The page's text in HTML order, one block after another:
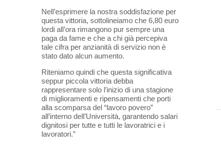
Nell’esprimere la nostra soddisfazione per
questa vittoria, sottolineiamo che 6,80 euro
lordi all’ora rimangono pur sempre una
paga da fame e che a chi già percepiva
tale cifra per anzianità di servizio non è
stato dato alcun aumento.
Riteniamo quindi che questa significativa
seppur piccola vittoria debba
rappresentare solo l’inizio di una stagione
di miglioramenti e ripensamenti che porti
alla scomparsa del “lavoro povero”
all’interno dell’Università, garantendo salari
dignitosi per tutte e tutti le lavoratrici e i
lavoratori.”